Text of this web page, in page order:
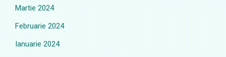
Martie 2024
Februarie 2024
Ianuarie 2024